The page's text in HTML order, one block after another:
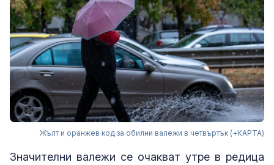
Жълт и оранжев код за обилни валежи в четвъртък (+КАРТА)
Значителни валежи се очакват утре в редица